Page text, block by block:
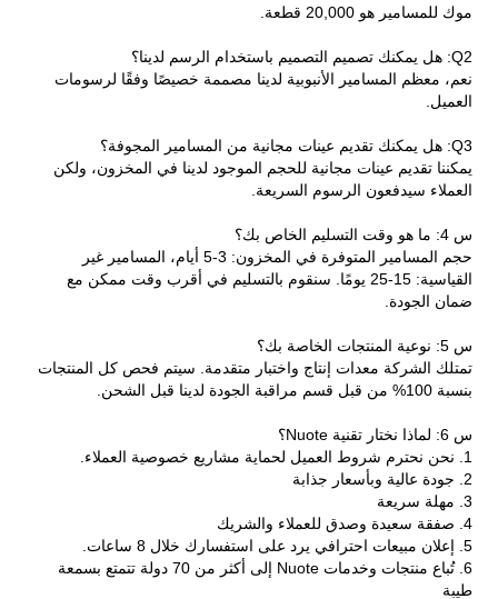
موك للمسامير هو 20,000 قطعة.
Q2: هل يمكنك تصميم التصميم باستخدام الرسم لدينا؟
نعم، معظم المسامير الأنبوبية لدينا مصممة خصيصًا وفقًا لرسومات
العميل.
Q3: هل يمكنك تقديم عينات مجانية من المسامير المجوفة؟
يمكننا تقديم عينات مجانية للحجم الموجود لدينا في المخزون، ولكن
العملاء سيدفعون الرسوم السريعة.
س 4: ما هو وقت التسليم الخاص بك؟
حجم المسامير المتوفرة في المخزون: 3-5 أيام، المسامير غير
القياسية: 15-25 يومًا. سنقوم بالتسليم في أقرب وقت ممكن مع
ضمان الجودة.
س 5: نوعية المنتجات الخاصة بك؟
تمتلك الشركة معدات إنتاج واختبار متقدمة. سيتم فحص كل المنتجات
بنسبة 100% من قبل قسم مراقبة الجودة لدينا قبل الشحن.
س 6: لماذا نختار تقنية Nuote؟
1. نحن نحترم شروط العميل لحماية مشاريع خصوصية العملاء.
2. جودة عالية وبأسعار جذابة
3. مهلة سريعة
4. صفقة سعيدة وصدق للعملاء والشريك
5. إعلان مبيعات احترافي يرد على استفسارك خلال 8 ساعات.
6. تُباع منتجات وخدمات Nuote إلى أكثر من 70 دولة تتمتع بسمعة
طيبة